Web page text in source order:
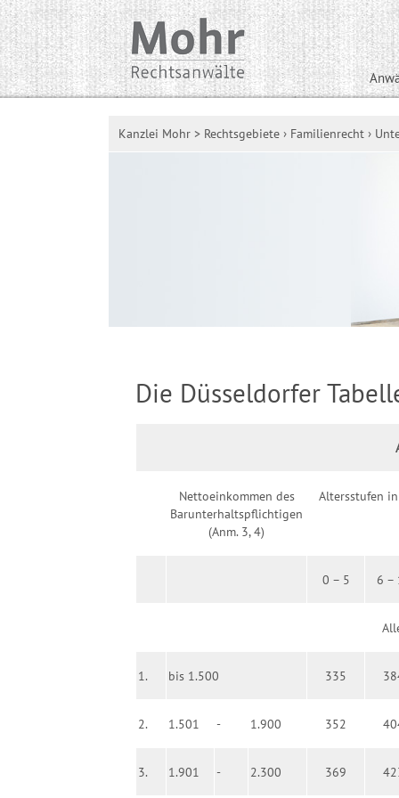
Kanzlei Mohr > Rechtsgebiete › Familienrecht ›
Die Düsseldorfer
Nettoeinkommen des
Barunterhaltspflichtigen
(Anm. 3, 4)
Altersstufen
0 – 5 6 –
1. bis 1.500 335
2. 1.501 - 1.900 352
3. 1.901 - 2.300 369